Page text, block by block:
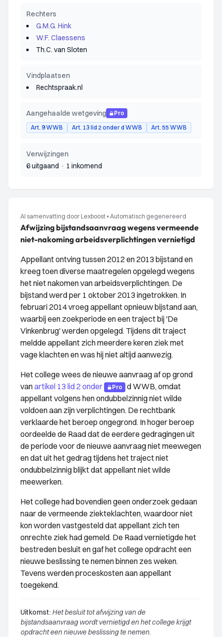
Rechters
G.M.G. Hink
W.F. Claessens
Th.C. van Sloten
Vindplaatsen
Rechtspraak.nl
Aangehaalde wetgeving
Pro
Art. 9 WWB
Art. 13 lid 2 onder d WWB Art. 55 WWB
Verwijzingen
6 uitgaand · 1 inkomend
AI samenvatting door Lexboost • Automatisch gegenereerd
Afwijzing bijstandsaanvraag wegens vermeende
niet-nakoming arbeidsverplichtingen vernietigd
Appellant ontving tussen 2012 en 2013 bijstand en
kreeg toen diverse maatregelen opgelegd wegens
het niet nakomen van arbeidsverplichtingen. De
bijstand werd per 1 oktober 2013 ingetrokken. In
februari 2014 vroeg appellant opnieuw bijstand aan,
waarbij een zoekperiode en een traject bij 'De
Vinkenbrug' werden opgelegd. Tijdens dit traject
meldde appellant zich meerdere keren ziek met
vage klachten en was hij niet altijd aanwezig.
Het college wees de nieuwe aanvraag af op grond
vanartikel 13 lid 2 onder Pro
d WWB, omdat
appellant volgens hen ondubbelzinnig niet wilde
voldoen aan zijn verplichtingen. De rechtbank
verklaarde het beroep ongegrond. In hoger beroep
oordeelde de Raad dat de eerdere gedragingen uit
de periode voor de nieuwe aanvraag niet meewegen
en dat uit het gedrag tijdens het traject niet
ondubbelzinnig blijkt dat appellant niet wilde
meewerken.
Het college had bovendien geen onderzoek gedaan
naar de vermeende ziekteklachten, waardoor niet
kon worden vastgesteld dat appellant zich ten
onrechte ziek had gemeld. De Raad vernietigde het
bestreden besluit en gaf het college opdracht een
nieuwe beslissing te nemen binnen zes weken.
Tevens werden proceskosten aan appellant
toegekend.
Uitkomst: Het besluit tot afwijzing van de
bijstandsaanvraag wordt vernietigd en het college krijgt
opdracht een nieuwe beslissing te nemen.